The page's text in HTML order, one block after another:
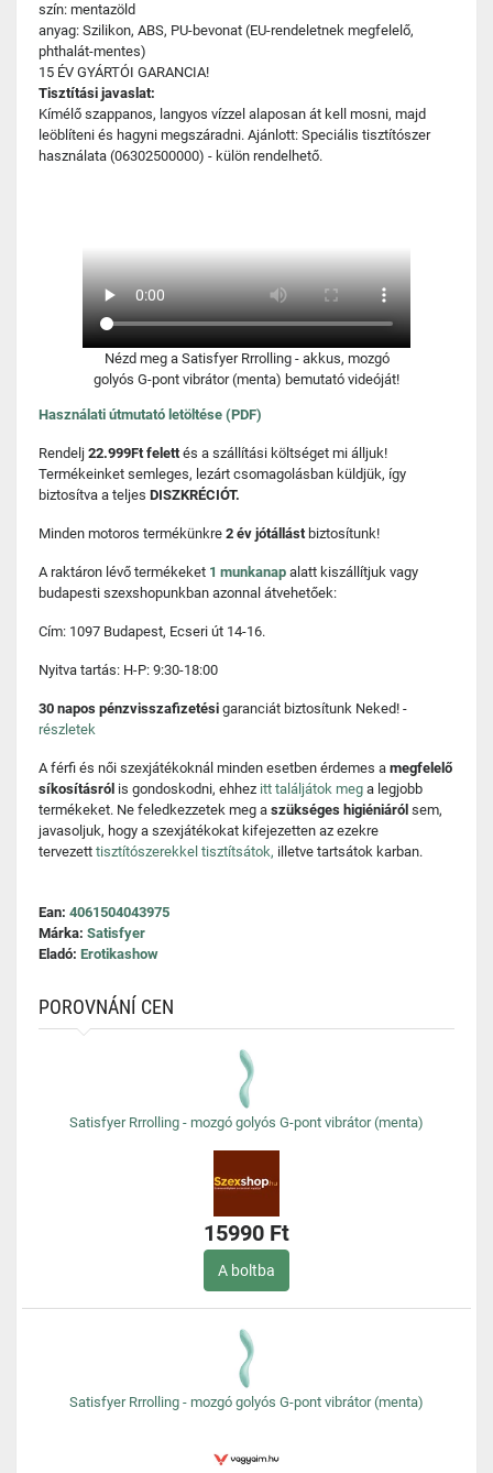
szín: mentazöld
anyag: Szilikon, ABS, PU-bevonat (EU-rendeletnek megfelelő,
phthalát-mentes)
15 ÉV GYÁRTÓI GARANCIA!
Tisztítási javaslat:
Kímélő szappanos, langyos vízzel alaposan át kell mosni, majd
leöblíteni és hagyni megszáradni. Ajánlott: Speciális tisztítószer
használata (06302500000) - külön rendelhető.
Nézd meg a Satisfyer Rrrolling - akkus, mozgó
golyós G-pont vibrátor (menta) bemutató videóját!
Használati útmutató letöltése (PDF)
Rendelj 22.999Ft felettés a szállítási költséget mi álljuk!
Termékeinket semleges, lezárt csomagolásban küldjük, így
biztosítva a teljes DISZKRÉCIÓT.
Minden motoros termékünkre 2 év jótállást biztosítunk!
A raktáron lévő termékeket 1 munkanap alatt kiszállítjuk vagy
budapesti szexshopunkban azonnal átvehetőek:
Cím: 1097 Budapest, Ecseri út 14-16.
Nyitva tartás: H-P: 9:30-18:00
30 napos pénzvisszafizetési garanciát biztosítunk Neked! -
részletek
A férfi és női szexjátékoknál minden esetben érdemes a megfelelő
síkosításról is gondoskodni, ehhez itt találjátok meg a legjobb
termékeket. Ne feledkezzetek meg a szükséges higiéniáról sem,
javasoljuk, hogy a szexjátékokat kifejezetten az ezekre
tervezett tisztítószerekkel tisztítsátok, illetve tartsátok karban.
Ean: 4061504043975
Márka: Satisfyer
Eladó: Erotikashow
POROVNÁNÍ CEN
Satisfyer Rrrolling - mozgó golyós G-pont vibrátor (menta)
15990 Ft
A boltba
Satisfyer Rrrolling - mozgó golyós G-pont vibrátor (menta)